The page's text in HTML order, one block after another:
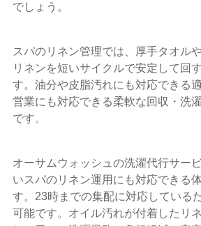
でしょう。
スパのリネン管理では、厚手タオル
リネンを短いサイクルで安定して回
す。油分や皮脂汚れにも対応できる
営業にも対応できる柔軟な回収・洗
です。
オーサムウォッシュの洗濯代行サー
いスパのリネン運用にも対応できる
す。23時までの集配に対応している
可能です。オイル汚れが付着したリ